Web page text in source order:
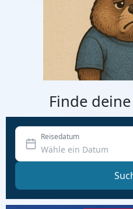
Finde
Reisedatum